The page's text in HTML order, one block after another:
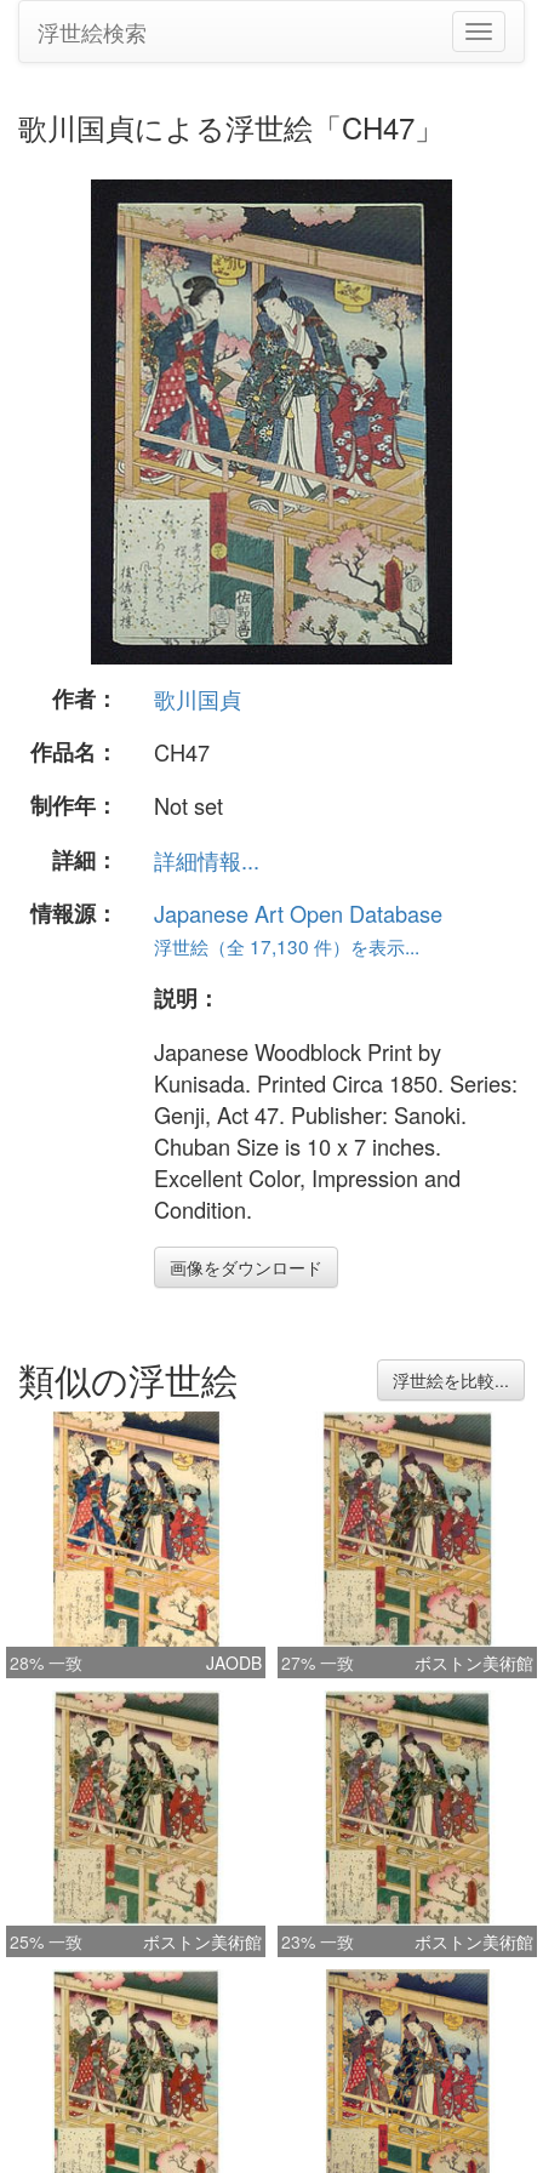
ナ
ビ
浮世絵検索
歌川国貞による浮世絵「CH47」
作者：
歌川国貞
作品名：
CH47
制作年：
Not set
詳細：
詳細情報...
情報源：
Japanese Art Open Database
浮世絵（全 17,130 件）を表示...
説明：
Japanese Woodblock Print by
Kunisada. Printed Circa 1850. Series:
Genji, Act 47. Publisher: Sanoki.
Chuban Size is 10 x 7 inches.
Excellent Color, Impression and
Condition.
画像をダウンロード
類似の浮世絵 浮世絵を比較...
28% 一致 JAODB 27% 一致 ボストン美術館
25% 一致 ボストン美術館 23% 一致 ボストン美術館